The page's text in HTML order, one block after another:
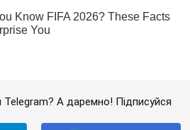
А даремно! Підписуйся